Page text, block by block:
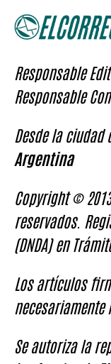
Responsable
Responsable
Desde la ciudad
Argentina
Copyright ©
reservados.
(DNDA) en
Los artículos
Se autoriza la